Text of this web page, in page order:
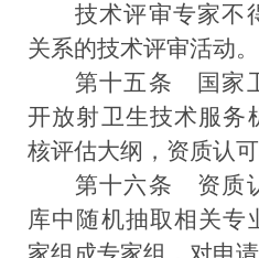
技术评审专家不
关系的技术评审活动。
第十五条 国家
开放射卫生技术服务
核评估大纲，资质认
第十六条 资质
库中随机抽取相关专